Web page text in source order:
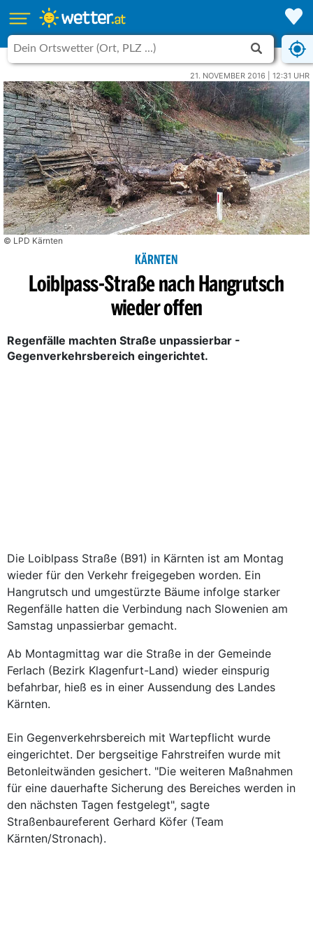
21. NOVEMBER 2016 | 12:31 UHR
© LPD Kärnten
KÄRNTEN
Loiblpass-Straße nach Hangrutsch
wieder offen
Regenfälle machten Straße unpassierbar -
Gegenverkehrsbereich eingerichtet.
Die Loiblpass Straße (B91) in Kärnten ist am Montag
wieder für den Verkehr freigegeben worden. Ein
Hangrutsch und umgestürzte Bäume infolge starker
Regenfälle hatten die Verbindung nach Slowenien am
Samstag unpassierbar gemacht.
Ab Montagmittag war die Straße in der Gemeinde
Ferlach (Bezirk Klagenfurt-Land) wieder einspurig
befahrbar, hieß es in einer Aussendung des Landes
Kärnten.
Ein Gegenverkehrsbereich mit Wartepflicht wurde
eingerichtet. Der bergseitige Fahrstreifen wurde mit
Betonleitwänden gesichert. "Die weiteren Maßnahmen
für eine dauerhafte Sicherung des Bereiches werden in
den nächsten Tagen festgelegt", sagte
Straßenbaureferent Gerhard Köfer (Team
Kärnten/Stronach).